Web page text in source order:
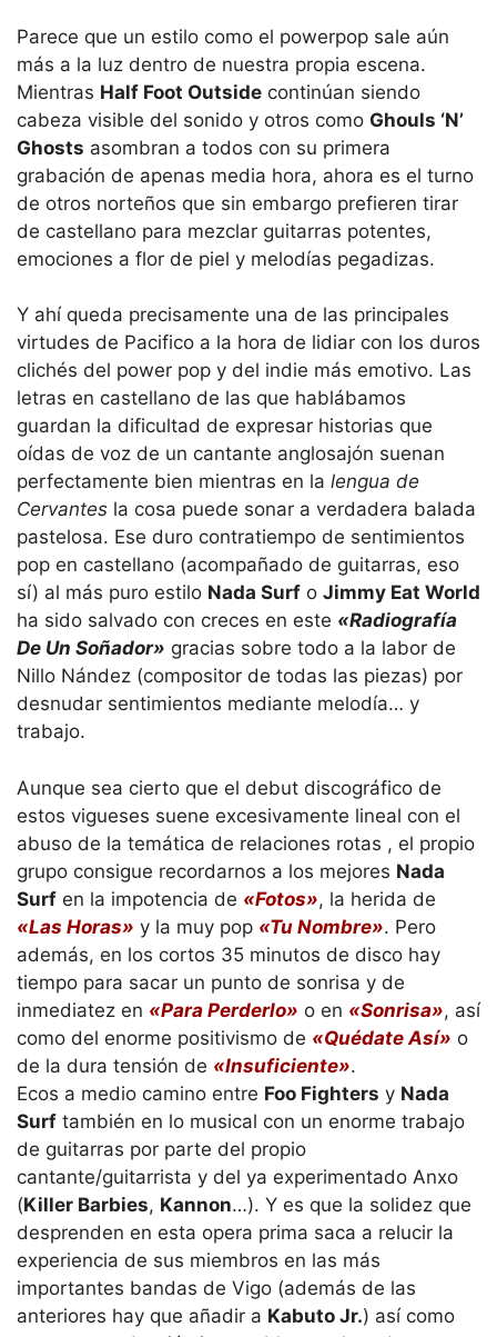
Parece que un estilo como el powerpop sale aún
más a la luz dentro de nuestra propia escena.
Mientras Half Foot Outside continúan siendo
cabeza visible del sonido y otros como Ghouls ‘N’
Ghosts asombran a todos con su primera
grabación de apenas media hora, ahora es el turno
de otros norteños que sin embargo prefieren tirar
de castellano para mezclar guitarras potentes,
emociones a flor de piel y melodías pegadizas.
Y ahí queda precisamente una de las principales
virtudes de Pacifico a la hora de lidiar con los duros
clichés del power pop y del indie más emotivo. Las
letras en castellano de las que hablábamos
guardan la dificultad de expresar historias que
oídas de voz de un cantante anglosajón suenan
perfectamente bien mientras en la lengua de
Cervantes la cosa puede sonar a verdadera balada
pastelosa. Ese duro contratiempo de sentimientos
pop en castellano (acompañado de guitarras, eso
sí) al más puro estilo Nada Surf o Jimmy Eat World
ha sido salvado con creces en este «Radiografía
De Un Soñador» gracias sobre todo a la labor de
Nillo Nández (compositor de todas las piezas) por
desnudar sentimientos mediante melodía… y
trabajo.
Aunque sea cierto que el debut discográfico de
estos vigueses suene excesivamente lineal con el
abuso de la temática de relaciones rotas , el propio
grupo consigue recordarnos a los mejores Nada
Surf en la impotencia de «Fotos», la herida de
«Las Horas» y la muy pop «Tu Nombre». Pero
además, en los cortos 35 minutos de disco hay
tiempo para sacar un punto de sonrisa y de
inmediatez en «Para Perderlo» o en «Sonrisa», así
como del enorme positivismo de «Quédate Así» o
de la dura tensión de «Insuficiente».
Ecos a medio camino entre Foo Fighters y Nada
Surf también en lo musical con un enorme trabajo
de guitarras por parte del propio
cantante/guitarrista y del ya experimentado Anxo
(Killer Barbies, Kannon…). Y es que la solidez que
desprenden en esta opera prima saca a relucir la
experiencia de sus miembros en las más
importantes bandas de Vigo (además de las
anteriores hay que añadir a Kabuto Jr.) así como